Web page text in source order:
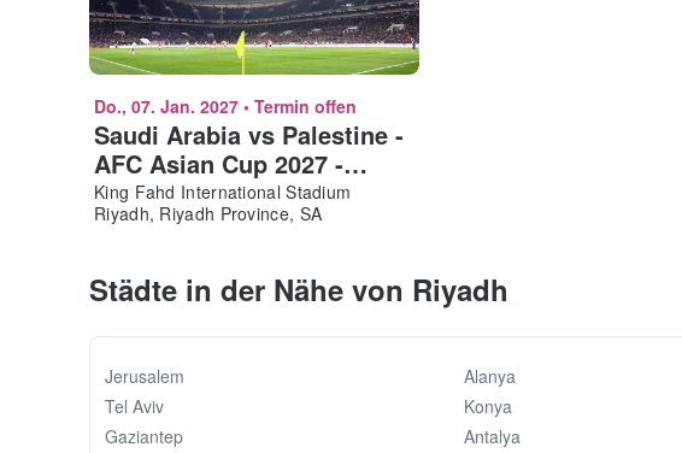
Do., 07. Jan. 2027 • Termin offen
Saudi Arabia vs Palestine -
AFC Asian Cup 2027 -
Group Stage - Match 1
Ticket
King Fahd International Stadium
Riyadh, Riyadh Province, SA
Städte in der Nähe von Riyadh
Jerusalem
Tel Aviv
Gaziantep
Alanya
Konya
Antalya